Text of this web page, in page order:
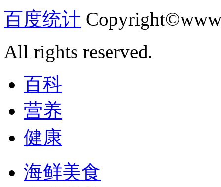
百度统计
All rights reserved.
百科
营养
健康
海鲜美食